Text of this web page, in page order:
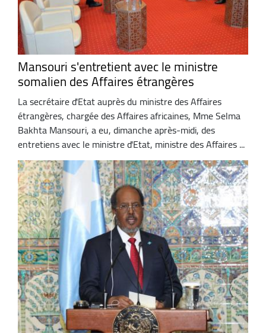
Mansouri s'entretient avec le ministre
somalien des Affaires étrangères
La secrétaire d'Etat auprès du ministre des Affaires
étrangères, chargée des Affaires africaines, Mme Selma
Bakhta Mansouri, a eu, dimanche après-midi, des
entretiens avec le ministre d'Etat, ministre des Affaires ...